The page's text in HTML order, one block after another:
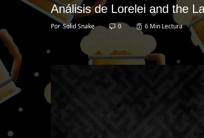
Análisis de Lorelei and the
Por Solid Snake 0 6 Min Lectura